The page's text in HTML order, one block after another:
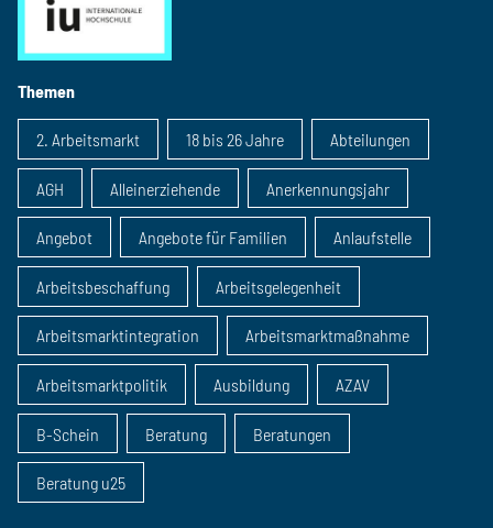
Themen
2. Arbeitsmarkt 18 bis 26 Jahre Abteilungen
AGH Alleinerziehende Anerkennungsjahr
Angebot Angebote für Familien Anlaufstelle
Arbeitsbeschaffung Arbeitsgelegenheit
Arbeitsmarktintegration Arbeitsmarktmaßnahme
Arbeitsmarktpolitik Ausbildung AZAV
B-Schein Beratung Beratungen
Beratung u25